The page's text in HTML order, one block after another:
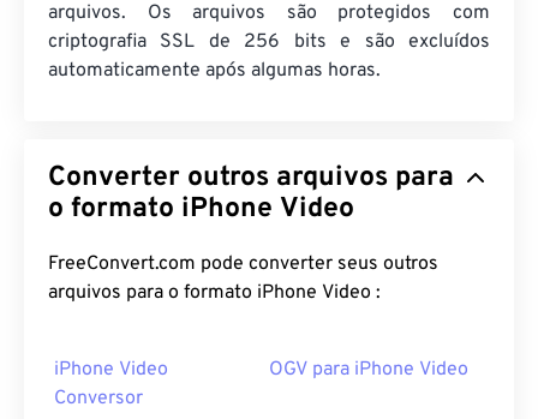
arquivos. Os arquivos são protegidos com
criptografia SSL de 256 bits e são excluídos
automaticamente após algumas horas.
Converter outros arquivos para
o formato iPhone Video
FreeConvert.com pode converter seus outros
arquivos para o formato iPhone Video :
iPhone Video
Conversor
OGV para iPhone Video